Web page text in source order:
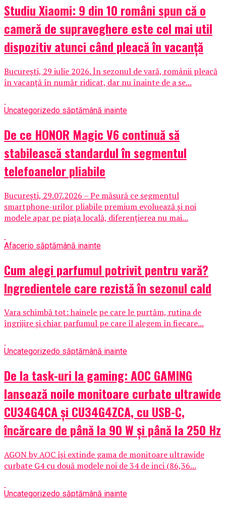
Studiu Xiaomi: 9 din 10 români spun că o
cameră de supraveghere este cel mai util
dispozitiv atunci când pleacă în vacanță
București, 29 iulie 2026. În sezonul de vară, românii pleacă
în vacanță în număr ridicat, dar nu înainte de a se...
Uncategorizedo săptămână inainte
De ce HONOR Magic V6 continuă să
stabilească standardul în segmentul
telefoanelor pliabile
București, 29.07.2026 – Pe măsură ce segmentul
smartphone-urilor pliabile premium evoluează și noi
modele apar pe piața locală, diferențierea nu mai...
Afacerio săptămână inainte
Cum alegi parfumul potrivit pentru vară?
Ingredientele care rezistă în sezonul cald
Vara schimbă tot: hainele pe care le purtăm, rutina de
îngrijire și chiar parfumul pe care îl alegem în fiecare...
Uncategorizedo săptămână inainte
De la task-uri la gaming: AOC GAMING
lansează noile monitoare curbate ultrawide
CU34G4CA și CU34G4ZCA, cu USB-C,
încărcare de până la 90 W și până la 250 Hz
AGON by AOC își extinde gama de monitoare ultrawide
curbate G4 cu două modele noi de 34 de inci (86,36...
Uncategorizedo săptămână inainte